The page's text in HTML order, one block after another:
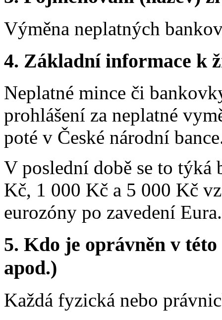
Výměna neplatných
4. Základní informace k
Neplatné mince či
prohlášení za neplatné
poté v České národní
V poslední době se to
Kč, 1 000 Kč a 5 000 Kč
eurozóny po zavedení Eura.
5. Kdo je oprávněn v
apod.)
Každá fyzická nebo